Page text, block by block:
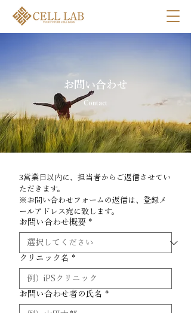
お問い合わせ
Contact
3営業日以内に、担当者からご返信させてい
ただきます。
​※お問い合わせフォームの返信は、登録メ
ールアドレス宛に致します。
お問い合わせ概要 *
クリニック名 *
お問い合わせ者の氏名 *